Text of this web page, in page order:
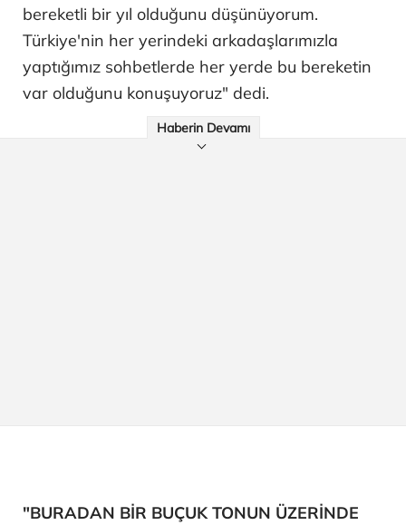
bereketli bir yıl olduğunu düşünüyorum.
Türkiye'nin her yerindeki arkadaşlarımızla
yaptığımız sohbetlerde her yerde bu bereketin
var olduğunu konuşuyoruz" dedi.
Haberin Devamı
"BURADAN BİR BUÇUK TONUN ÜZERİNDE